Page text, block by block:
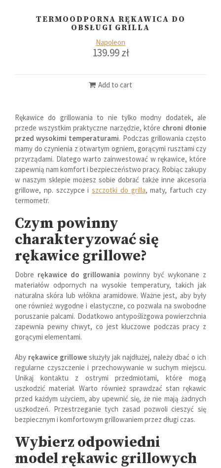
TERMOODPORNA RĘKAWICA DO
OBSŁUGI GRILLA
Napoleon
139.99zł
Add to cart
Rękawice do grillowania to nie tylko modny dodatek, ale
przede wszystkim praktyczne narzędzie, które chroni dłonie
przed wysokimi temperaturami. Podczas grillowania często
mamy do czynienia z otwartym ogniem, gorącymi rusztami czy
przyrządami. Dlatego warto zainwestować w rękawice, które
zapewnią nam komfort i bezpieczeństwo pracy. Robiąc zakupy
w naszym sklepie możesz sobie dobrać także inne akcesoria
grillowe, np. szczypce iszczotki do grilla, maty, fartuch czy
termometr.
Czym powinny
charakteryzować się
rękawice grillowe?
Dobre rękawice do grillowania powinny być wykonane z
materiałów odpornych na wysokie temperatury, takich jak
naturalna skóra lub włókna aramidowe. Ważne jest, aby były
one również wygodne i elastyczne, co pozwala na swobodne
poruszanie palcami. Dodatkowo antypoślizgowa powierzchnia
zapewnia pewny chwyt, co jest kluczowe podczas pracy z
gorącymi elementami.
Aby rękawice grillowe służyły jak najdłużej, należy dbać o ich
regularne czyszczenie i przechowywanie w suchym miejscu.
Unikaj kontaktu z ostrymi przedmiotami, które mogą
uszkodzić materiał. Warto również sprawdzać stan rękawic
przed każdym użyciem, aby upewnić się, że nie mają żadnych
uszkodzeń. Przestrzeganie tych zasad pozwoli cieszyć się
bezpiecznym i komfortowym grillowaniem przez długi czas.
Wybierz odpowiedni
model rękawic grillowych